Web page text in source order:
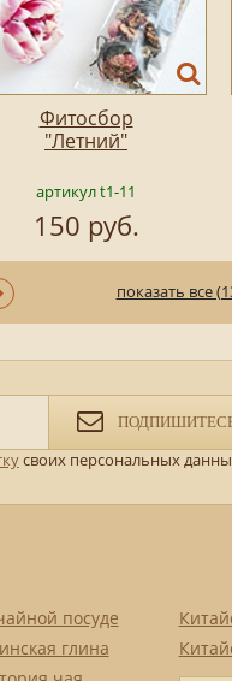
Фитосбор
"Летний"
артикул t1-11
150 руб.
показать все
своих персональных
посуде
глина